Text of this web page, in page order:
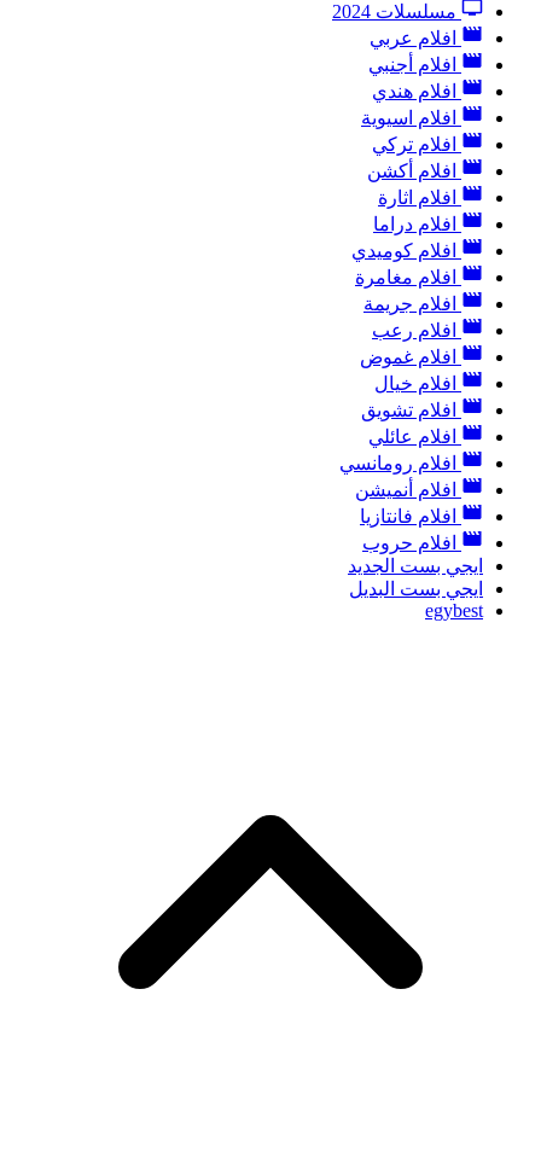
مسلسلات 2024
افلام عربي
افلام أجنبي
افلام هندي
افلام اسيوية
افلام تركي
افلام أكشن
افلام اثارة
افلام دراما
افلام كوميدي
افلام مغامرة
افلام جريمة
افلام رعب
افلام غموض
افلام خيال
افلام تشويق
افلام عائلي
افلام رومانسي
افلام أنميشن
افلام فانتازيا
افلام حروب
ايجي بست الجديد
ايجي بست البديل
egybest